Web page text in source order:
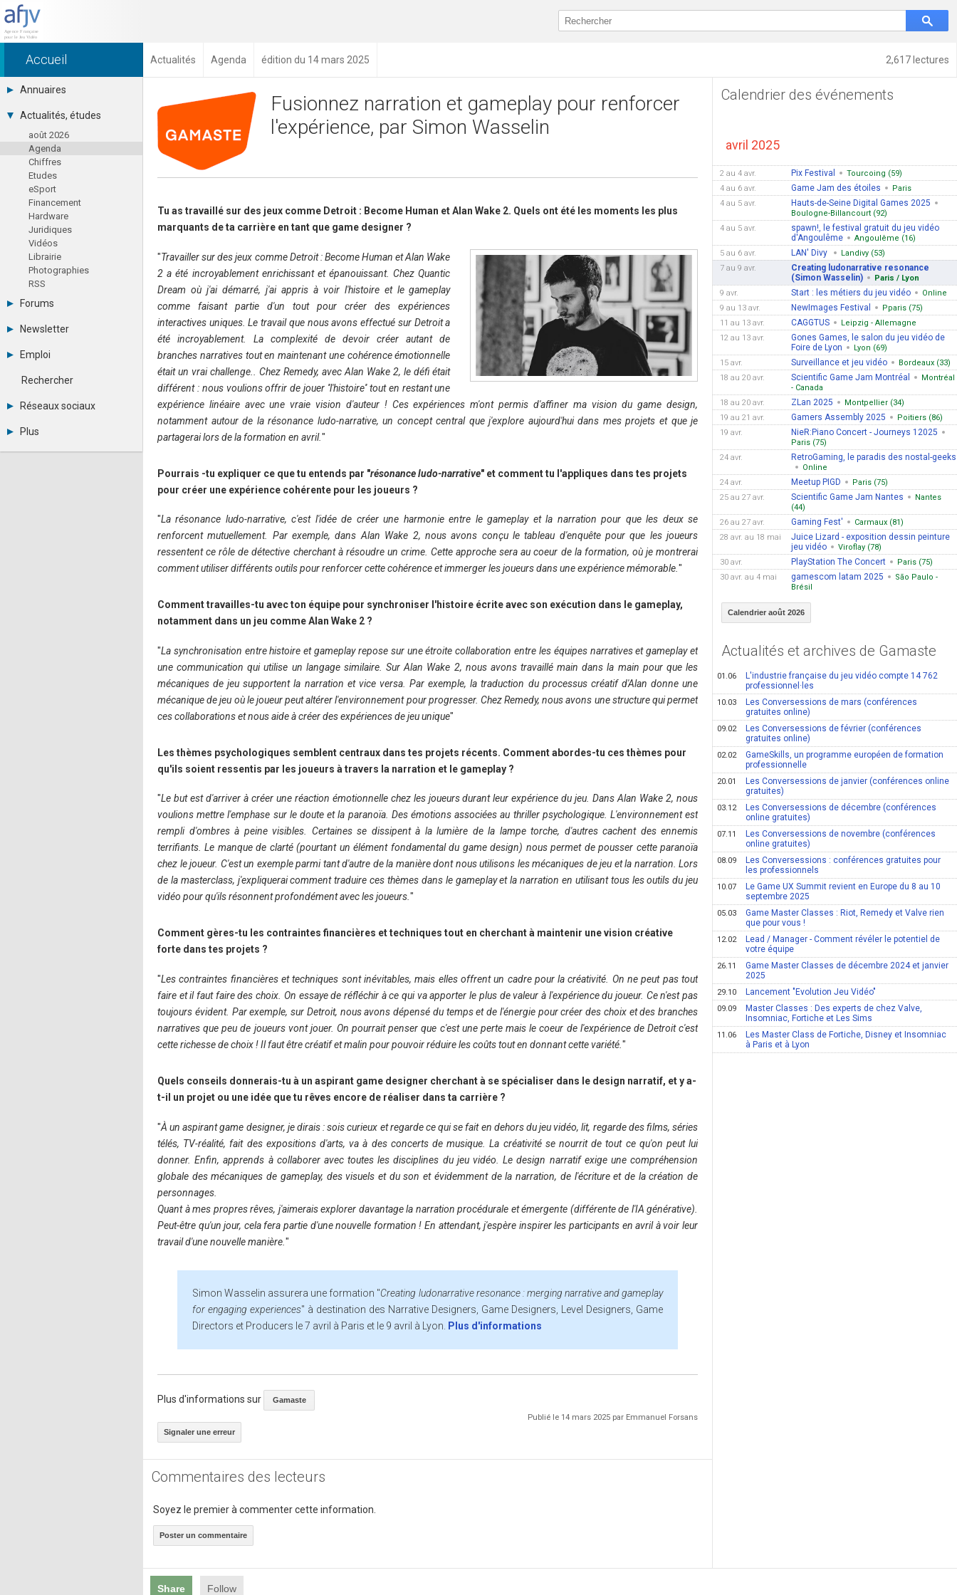
2,617 lectures
Accueil Actualités Agenda édition du 14 mars 2025
Annuaires
Toutes les sociétés (691)
Studios (418)
Editeurs (49)
Distributeurs (16)
Hard. / Accessoires (10)
Middlewares (15)
Prestataires (99)
Assoc. / Syndicats (21)
Formations / Ecoles (46)
Presse spécialisée (17)
Actualités, études
août 2026
Agenda
Chiffres
Etudes
eSport
Financement
Hardware
Juridiques
Vidéos
Librairie
Photographies
RSS
Forums
Tous les forums
Se connecter
Messages privés
Contacter un modérateur
Newsletter
Archives
Abonnement
Emploi
Consulter les annonces
Observatoire de l'emploi
Rechercher
Réseaux sociaux
LinkedIn
Plus
Annonceurs
Fusionnez narration et gameplay pour renforcer
l'expérience, par Simon Wasselin
Tu as travaillé sur des jeux comme Detroit : Become Human et Alan Wake 2. Quels ont été les moments les plus
marquants de ta carrière en tant que game designer ?
"Travailler sur des jeux comme Detroit : Become Human et Alan Wake
2 a été incroyablement enrichissant et épanouissant. Chez Quantic
Dream où j'ai démarré, j'ai appris à voir l'histoire et le gameplay
comme faisant partie d'un tout pour créer des expériences
interactives uniques. Le travail que nous avons effectué sur Detroit a
été incroyablement. La complexité de devoir créer autant de
branches narratives tout en maintenant une cohérence émotionnelle
était un vrai challenge.. Chez Remedy, avec Alan Wake 2, le défi était
différent : nous voulions offrir de jouer ''l'histoire'' tout en restant une
expérience linéaire avec une vraie vision d'auteur ! Ces expériences m'ont permis d'affiner ma vision du game design,
notamment autour de la résonance ludo-narrative, un concept central que j'explore aujourd'hui dans mes projets et que je
partagerai lors de la formation en avril."
Pourrais -tu expliquer ce que tu entends par "résonance ludo-narrative" et comment tu l'appliques dans tes projets
pour créer une expérience cohérente pour les joueurs ?
"La résonance ludo-narrative, c'est l'idée de créer une harmonie entre le gameplay et la narration pour que les deux se
renforcent mutuellement. Par exemple, dans Alan Wake 2, nous avons conçu le tableau d'enquête pour que les joueurs
ressentent ce rôle de détective cherchant à résoudre un crime. Cette approche sera au coeur de la formation, où je montrerai
comment utiliser différents outils pour renforcer cette cohérence et immerger les joueurs dans une expérience mémorable."
Comment travailles-tu avec ton équipe pour synchroniser l'histoire écrite avec son exécution dans le gameplay,
notamment dans un jeu comme Alan Wake 2 ?
"La synchronisation entre histoire et gameplay repose sur une étroite collaboration entre les équipes narratives et gameplay et
une communication qui utilise un langage similaire. Sur Alan Wake 2, nous avons travaillé main dans la main pour que les
mécaniques de jeu supportent la narration et vice versa. Par exemple, la traduction du processus créatif d'Alan donne une
mécanique de jeu où le joueur peut altérer l'environnement pour progresser. Chez Remedy, nous avons une structure qui permet
ces collaborations et nous aide à créer des expériences de jeu unique"
Les thèmes psychologiques semblent centraux dans tes projets récents. Comment abordes-tu ces thèmes pour
qu'ils soient ressentis par les joueurs à travers la narration et le gameplay ?
"Le but est d'arriver à créer une réaction émotionnelle chez les joueurs durant leur expérience du jeu. Dans Alan Wake 2, nous
voulions mettre l'emphase sur le doute et la paranoïa. Des émotions associées au thriller psychologique. L'environnement est
rempli d'ombres à peine visibles. Certaines se dissipent à la lumière de la lampe torche, d'autres cachent des ennemis
terrifiants. Le manque de clarté (pourtant un élément fondamental du game design) nous permet de pousser cette paranoïa
chez le joueur. C'est un exemple parmi tant d'autre de la manière dont nous utilisons les mécaniques de jeu et la narration. Lors
de la masterclass, j'expliquerai comment traduire ces thèmes dans le gameplay et la narration en utilisant tous les outils du jeu
vidéo pour qu'ils résonnent profondément avec les joueurs."
Comment gères-tu les contraintes financières et techniques tout en cherchant à maintenir une vision créative
forte dans tes projets ?
"Les contraintes financières et techniques sont inévitables, mais elles offrent un cadre pour la créativité. On ne peut pas tout
faire et il faut faire des choix. On essaye de réfléchir à ce qui va apporter le plus de valeur à l'expérience du joueur. Ce n'est pas
toujours évident. Par exemple, sur Detroit, nous avons dépensé du temps et de l'énergie pour créer des choix et des branches
narratives que peu de joueurs vont jouer. On pourrait penser que c'est une perte mais le coeur de l'expérience de Detroit c'est
cette richesse de choix ! Il faut être créatif et malin pour pouvoir réduire les coûts tout en donnant cette variété. "
Quels conseils donnerais-tu à un aspirant game designer cherchant à se spécialiser dans le design narratif, et y a-
t-il un projet ou une idée que tu rêves encore de réaliser dans ta carrière ?
"À un aspirant game designer, je dirais : sois curieux et regarde ce qui se fait en dehors du jeu vidéo, lit, regarde des films, séries
télés, TV-réalité, fait des expositions d'arts, va à des concerts de musique. La créativité se nourrit de tout ce qu'on peut lui
donner. Enfin, apprends à collaborer avec toutes les disciplines du jeu vidéo. Le design narratif exige une compréhension
globale des mécaniques de gameplay, des visuels et du son et évidemment de la narration, de l'écriture et de la création de
personnages.
Quant à mes propres rêves, j'aimerais explorer davantage la narration procédurale et émergente (différente de l'IA générative).
Peut-être qu'un jour, cela fera partie d'une nouvelle formation ! En attendant, j'espère inspirer les participants en avril à voir leur
travail d'une nouvelle manière. "
Simon Wasselin assurera une formation "Creating ludonarrative resonance : merging narrative and gameplay
for engaging experiences" à destination des Narrative Designers, Game Designers, Level Designers, Game
Directors et Producers le 7 avril à Paris et le 9 avril à Lyon.
Plus d'informations
Plus d'informations sur Gamaste
Publié le 14 mars 2025 par Emmanuel Forsans
Signaler une erreur
Commentaires des lecteurs
Soyez le premier à commenter cette information.
Poster un commentaire
Calendrier des événements
avril 2025
2 au 4 avr. Pix Festival
Tourcoing (59)
4 au 6 avr.
Game Jam des étoiles
Paris
4 au 5 avr.
Hauts-de-Seine Digital Games 2025
Boulogne-Billancourt (92)
4 au 5 avr.
spawn!, le festival gratuit du jeu vidéo
d'Angoulême
Angoulême (16)
5 au 6 avr.
LAN' Divy
Landivy (53)
7 au 9 avr.
Creating ludonarrative resonance
(Simon Wasselin)
Paris / Lyon
9 avr.
Start : les métiers du jeu vidéo
Online
9 au 13 avr.
NewImages Festival
Pparis (75)
11 au 13 avr.
CAGGTUS
Leipzig - Allemagne
12 au 13 avr.
Gones Games, le salon du jeu vidéo de
Foire de Lyon
Lyon (69)
15 avr.
Surveillance et jeu vidéo
Bordeaux (33)
18 au 20 avr.
Scientific Game Jam Montréal
Montréal
- Canada
18 au 20 avr.
ZLan 2025
Montpellier (34)
19 au 21 avr.
Gamers Assembly 2025
Poitiers (86)
19 avr.
NieR:Piano Concert - Journeys 12025
Paris (75)
24 avr.
RetroGaming, le paradis des nostal-geeks
Online
24 avr.
Meetup PIGD
Paris (75)
25 au 27 avr.
Scientific Game Jam Nantes
Nantes
(44)
26 au 27 avr.
Gaming Fest'
Carmaux (81)
28 avr. au 18 mai
Juice Lizard - exposition dessin peinture
jeu vidéo
Viroflay (78)
30 avr.
PlayStation The Concert
Paris (75)
30 avr. au 4 mai
gamescom latam 2025
São Paulo -
Brésil
Calendrier août 2026
Actualités et archives de Gamaste
01.06
L'industrie française du jeu vidéo compte 14 762
professionnel·les
10.03
Les Conversessions de mars (conférences
gratuites online)
09.02
Les Conversessions de février (conférences
gratuites online)
02.02
GameSkills, un programme européen de formation
professionnelle
20.01
Les Conversessions de janvier (conférences online
gratuites)
03.12
Les Conversessions de décembre (conférences
online gratuites)
07.11
Les Conversessions de novembre (conférences
online gratuites)
08.09
Les Conversessions : conférences gratuites pour
les professionnels
10.07
Le Game UX Summit revient en Europe du 8 au 10
septembre 2025
05.03
Game Master Classes : Riot, Remedy et Valve rien
que pour vous !
12.02
Lead / Manager - Comment révéler le potentiel de
votre équipe
26.11
Game Master Classes de décembre 2024 et janvier
2025
29.10 Lancement "Evolution Jeu Vidéo"
09.09
Master Classes : Des experts de chez Valve,
Insomniac, Fortiche et Les Sims
11.06
Les Master Class de Fortiche, Disney et Insomniac
à Paris et à Lyon
Share Follow